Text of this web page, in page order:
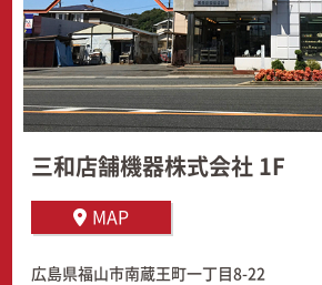
三和店舗機器株式会社 1F
MAP
広島県福山市南蔵王町一丁目8-22